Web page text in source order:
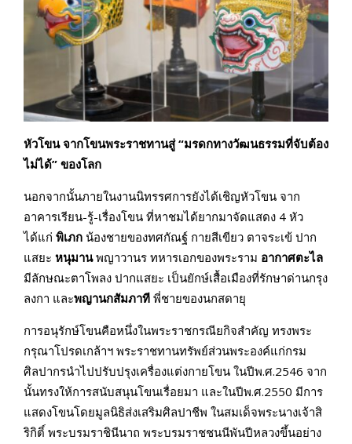
หัวโขน จากโขนพระราชทานสู่ “มรดกทางวัฒนธรรมที่จับต้อง
ไม่ได้” ของโลก
นอกจากนั้นภายในงานนิทรรศการยังได้เชิญหัวโขน จาก
อาคารเรียน-รู้-เรื่องโขน ที่หาชมได้ยากมาจัดแสดง 4 หัว
ได้แก่ พิเภก น้องชายของทศกัณฐ์ กายสีเขียว ตาจระเข้ ปาก
แสยะ หนุมานพญาวานร ทหารเอกของพระราม อากาศตะไล
มีลักษณะตาโพลง ปากแสยะ เป็นยักษ์เสื้อเมืองที่รักษาด่านกรุง
ลงกา และพญานกสัมภาที พี่ชายของนกสดายุ
การอนุรักษ์โขนคือหนึ่งในพระราชกรณียกิจสำคัญ ทรงพระ
กรุณาโปรดเกล้าฯ พระราชทานทรัพย์ส่วนพระองค์แก่กรม
ศิลปากรนำไปปรับปรุงเครื่องแต่งกายโขน ในปีพ.ศ.2546 จาก
นั้นทรงให้การสนับสนุนโขนเรื่อยมา และในปีพ.ศ.2550 มีการ
แสดงโขนโดยมูลนิธิส่งเสริมศิลปาชีพ ในสมเด็จพระนางเจ้าสิ
ริกิติ์ พระบรมราชินีนาถ พระบรมราชชนนีพันปีหลวงขึ้นอย่าง